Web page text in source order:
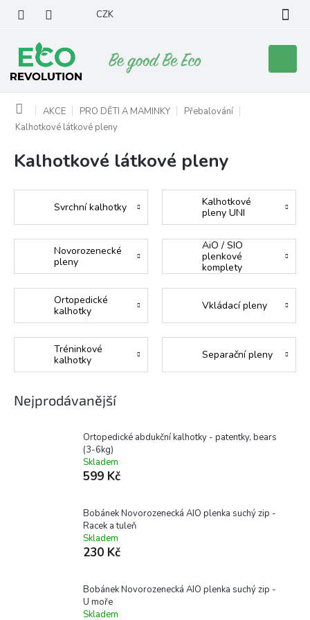
obsah
CZK
košík
Domů AKCE PRO DĚTI A MAMINKY
Přebalování
Kalhotkové látkové pleny
Kalhotkové látkové pleny
Svrchní kalhotky
Kalhotkové
pleny UNI
Novorozenecké
pleny
AiO / SIO
plenkové
komplety
Ortopedické
kalhotky
Vkládací pleny
Tréninkové
kalhotky
Separační pleny
Nejprodávanější
Ortopedické abdukční kalhotky - patentky, bears
(3-6kg)
Skladem
599 Kč
Bobánek Novorozenecká AIO plenka suchý zip -
Racek a tuleň
Skladem
230 Kč
Bobánek Novorozenecká AIO plenka suchý zip -
U moře
Skladem